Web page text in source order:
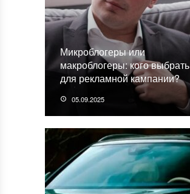
Микроблогеры или
макроблогеры: кого выбрать
для рекламной кампании?
05.09.2025